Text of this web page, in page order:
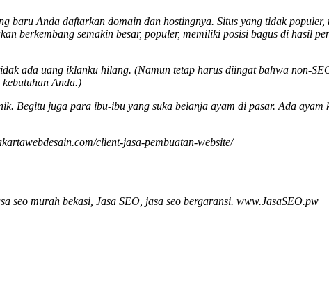
baru Anda daftarkan domain dan hostingnya. Situs yang tidak
berkembang semakin besar, populer, memiliki posisi bagus di hasil
ada uang iklanku hilang. (Namun tetap harus diingat bahwa non-
Anda.)
Begitu juga para ibu-ibu yang suka belanja ayam di pasar. Ada ayam
client-jasa-pembuatan-website/
seo murah bekasi, Jasa SEO, jasa seo bergaransi. www.JasaSEO.pw